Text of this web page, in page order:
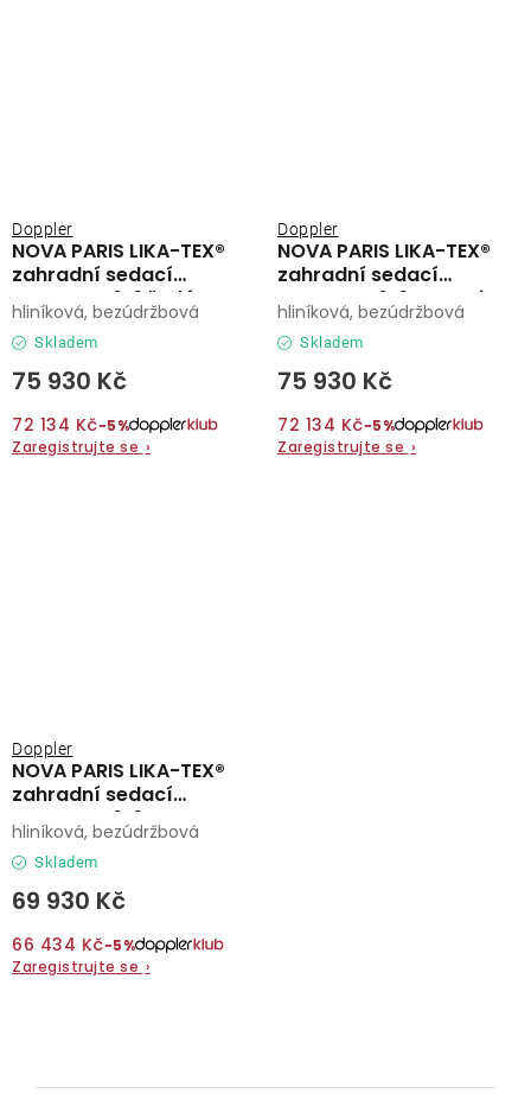
NOVA PARIS LIKA-TEX®
zahradní sedací
souprava 6+1 šedá
Doppler
Skladem
75 930 Kč
72 134 Kč−5%
Zaregistrujte se ›
hliníková, bezúdržbová
NOVA PARIS LIKA-TEX®
zahradní sedací
souprava 6+1 antracit
Doppler
Skladem
75 930 Kč
72 134 Kč−5%
Zaregistrujte se ›
hliníková, bezúdržbová
NOVA PARIS LIKA-TEX®
zahradní sedací
souprava 6+1 mocca
Doppler
Skladem
69 930 Kč
66 434 Kč−5%
Zaregistrujte se ›
hliníková, bezúdržbová